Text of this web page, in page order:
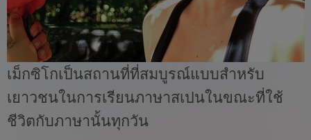
เม็กซิโกเป็นสถานที่ที่สมบูรณ์แบบสำหรับ
เยาวชนในการเรียนภาษาสเปนในขณะที่ใช้
ชีวิตกับภาษานั้นทุกวัน